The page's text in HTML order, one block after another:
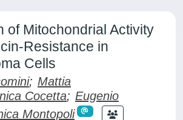
of Mitochondrial Activity
Resistance in
Cells
; Mattia
Cocetta; Eugenio
Montopoli